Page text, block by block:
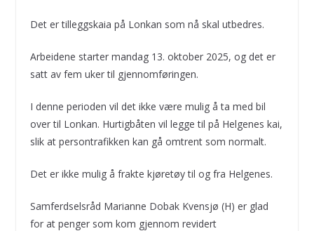
Det er tilleggskaia på Lonkan som nå skal utbedres.
Arbeidene starter mandag 13. oktober 2025, og det er
satt av fem uker til gjennomføringen.
I denne perioden vil det ikke være mulig å ta med bil
over til Lonkan. Hurtigbåten vil legge til på Helgenes kai,
slik at persontrafikken kan gå omtrent som normalt.
Det er ikke mulig å frakte kjøretøy til og fra Helgenes.
Samferdselsråd Marianne Dobak Kvensjø (H) er glad
for at penger som kom gjennom revidert